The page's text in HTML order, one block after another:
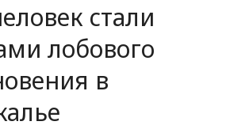
Авто
Происшествия
Редакция
стали
лобового
в